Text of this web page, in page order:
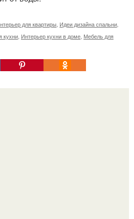
для квартиры, Идеи дизайна спальни,
кухни, Интерьер кухни в доме, Мебель для